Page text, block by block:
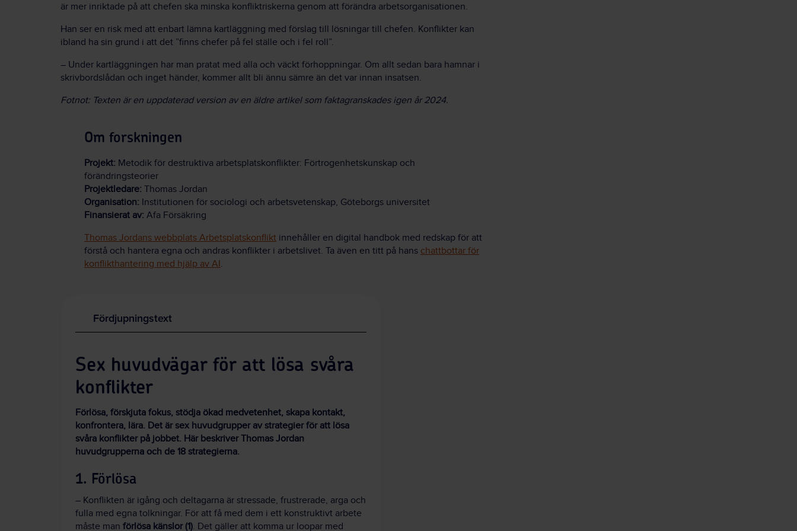
är mer inriktade på att chefen ska minska konfliktriskerna genom att förändra arbetsorganisationen.
Han ser en risk med att enbart lämna kartläggning med förslag till lösningar till chefen. Konflikter kan
ibland ha sin grund i att det ”finns chefer på fel ställe och i fel roll”.
– Under kartläggningen har man pratat med alla och väckt förhoppningar. Om allt sedan bara hamnar i
skrivbordslådan och inget händer, kommer allt bli ännu sämre än det var innan insatsen.
Fotnot: Texten är en uppdaterad version av en äldre artikel som faktagranskades igen år 2024.
Om forskningen
Projekt: Metodik för destruktiva arbetsplatskonflikter: Förtrogenhetskunskap och
förändringsteorier
Projektledare: Thomas Jordan
Organisation: Institutionen för sociologi och arbetsvetenskap, Göteborgs universitet
Finansierat av: Afa Försäkring
Thomas Jordans webbplats Arbetsplatskonflikt innehåller en digital handbok med redskap för att
förstå och hantera egna och andras konflikter i arbetslivet. Ta även en titt på hans chattbottar för
konflikthantering med hjälp av AI.
Fördjupningstext
Sex huvudvägar för att lösa svåra
konflikter
Förlösa, förskjuta fokus, stödja ökad medvetenhet, skapa kontakt,
konfrontera, lära. Det är sex huvudgrupper av strategier för att lösa
svåra konflikter på jobbet. Här beskriver Thomas Jordan
huvudgrupperna och de 18 strategierna.
1. Förlösa
– Konflikten är igång och deltagarna är stressade, frustrerade, arga och
fulla med egna tolkningar. För att få med dem i ett konstruktivt arbete
måste man förlösa känslor (1). Det gäller att komma ur loopar med